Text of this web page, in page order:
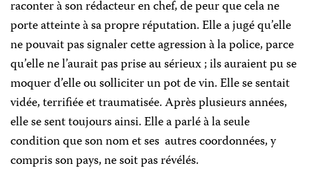
raconter à son rédacteur en chef, de peur que cela ne
porte atteinte à sa propre réputation. Elle a jugé qu’elle
ne pouvait pas signaler cette agression à la police, parce
qu’elle ne l’aurait pas prise au sérieux ; ils auraient pu se
moquer d’elle ou solliciter un pot de vin. Elle se sentait
vidée, terrifiée et traumatisée. Après plusieurs années,
elle se sent toujours ainsi. Elle a parlé à la seule
condition que son nom et ses autres coordonnées, y
compris son pays, ne soit pas révélés.